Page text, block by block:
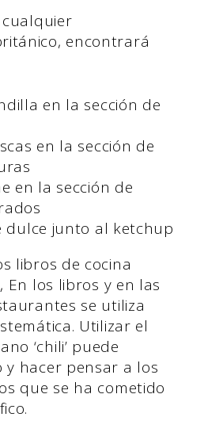
encontrará
en la sección de
en la sección de
en la sección de
dulce junto al ketchup
libros de cocina
, En los libros y en las
se utiliza
Utilizar el
‘chili’ puede
hacer pensar a los
que se ha cometido